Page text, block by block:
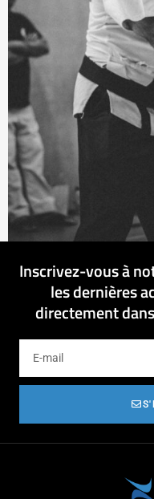
Inscrivez-vous à
les dernières
directement